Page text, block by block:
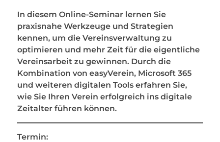
In diesem Online-Seminar lernen Sie
praxisnahe Werkzeuge und Strategien
kennen, um die Vereinsverwaltung zu
optimieren und mehr Zeit für die eigentliche
Vereinsarbeit zu gewinnen. Durch die
Kombination von easyVerein, Microsoft 365
und weiteren digitalen Tools erfahren Sie,
wie Sie Ihren Verein erfolgreich ins digitale
Zeitalter führen können.
Termin: